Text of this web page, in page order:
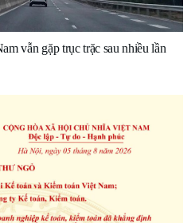
vẫn gặp trục trặc sau nhiều lần